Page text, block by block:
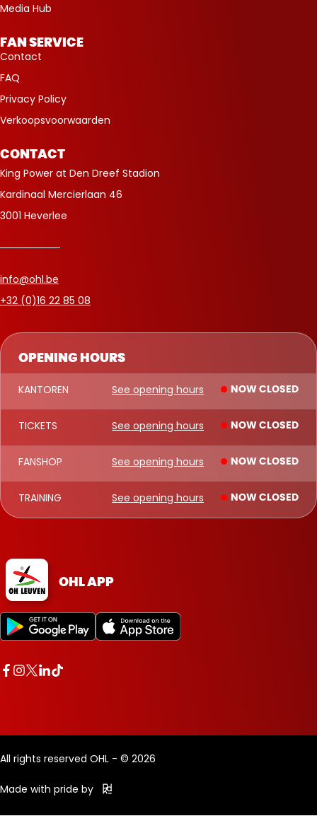
OPENING HOURS
KANTOREN See opening hours NOW CLOSED
TICKETS See opening hours NOW CLOSED
FANSHOP See opening hours NOW CLOSED
TRAINING See opening hours NOW CLOSED
Media Hub
FAN SERVICE
Contact
FAQ
Privacy Policy
Verkoopsvoorwaarden
CONTACT
King Power at Den Dreef Stadion
Kardinaal Mercierlaan 46
3001 Heverlee
info@ohl.be
+32 (0)16 22 85 08
OHL APP
All rights reserved OHL - © 2026
Made with pride by